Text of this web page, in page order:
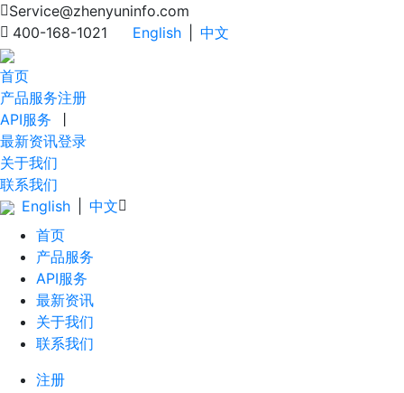
Service@zhenyuninfo.com
400-168-1021
English 中文
首页
产品服务
API服务
最新资讯
关于我们
联系我们
注册
登录
English
中文
首页
产品服务
API服务
最新资讯
关于我们
联系我们
注册